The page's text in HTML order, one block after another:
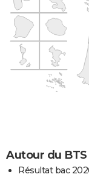
Autour du
Résultat bac